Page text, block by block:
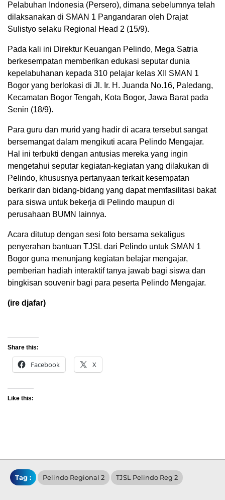
Pelabuhan Indonesia (Persero), dimana sebelumnya telah
dilaksanakan di SMAN 1 Pangandaran oleh Drajat
Sulistyo selaku Regional Head 2 (15/9).
Pada kali ini Direktur Keuangan Pelindo, Mega Satria
berkesempatan memberikan edukasi seputar dunia
kepelabuhanan kepada 310 pelajar kelas XII SMAN 1
Bogor yang berlokasi di Jl. Ir. H. Juanda No.16, Paledang,
Kecamatan Bogor Tengah, Kota Bogor, Jawa Barat pada
Senin (18/9).
Para guru dan murid yang hadir di acara tersebut sangat
bersemangat dalam mengikuti acara Pelindo Mengajar.
Hal ini terbukti dengan antusias mereka yang ingin
mengetahui seputar kegiatan-kegiatan yang dilakukan di
Pelindo, khususnya pertanyaan terkait kesempatan
berkarir dan bidang-bidang yang dapat memfasilitasi bakat
para siswa untuk bekerja di Pelindo maupun di
perusahaan BUMN lainnya.
Acara ditutup dengan sesi foto bersama sekaligus
penyerahan bantuan TJSL dari Pelindo untuk SMAN 1
Bogor guna menunjang kegiatan belajar mengajar,
pemberian hadiah interaktif tanya jawab bagi siswa dan
bingkisan souvenir bagi para peserta Pelindo Mengajar.
(ire djafar)
Share this:
Facebook X
Like this:
Tag : Pelindo Regional 2 TJSL Pelindo Reg 2